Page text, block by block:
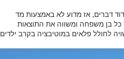
דברים, אז מדוע לא באמצעות מד
בן משפחה ומשווה את התוצאות
לחולל פלאים במוטיבציה בקרב ילדים